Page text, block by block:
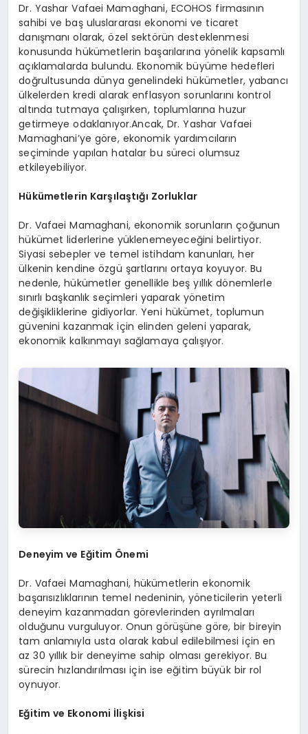
Dr. Yashar Vafaei Mamaghani, ECOHOS firmasının
sahibi ve baş uluslararası ekonomi ve ticaret
danışmanı olarak, özel sektörün desteklenmesi
konusunda hükümetlerin başarılarına yönelik kapsamlı
açıklamalarda bulundu. Ekonomik büyüme hedefleri
doğrultusunda dünya genelindeki hükümetler, yabancı
ülkelerden kredi alarak enflasyon sorunlarını kontrol
altında tutmaya çalışırken, toplumlarına huzur
getirmeye odaklanıyor.Ancak, Dr. Yashar Vafaei
Mamaghani’ye göre, ekonomik yardımcıların
seçiminde yapılan hatalar bu süreci olumsuz
etkileyebiliyor.
Hükümetlerin Karşılaştığı Zorluklar
Dr. Vafaei Mamaghani, ekonomik sorunların çoğunun
hükümet liderlerine yüklenemeyeceğini belirtiyor.
Siyasi sebepler ve temel istihdam kanunları, her
ülkenin kendine özgü şartlarını ortaya koyuyor. Bu
nedenle, hükümetler genellikle beş yıllık dönemlerle
sınırlı başkanlık seçimleri yaparak yönetim
değişikliklerine gidiyorlar. Yeni hükümet, toplumun
güvenini kazanmak için elinden geleni yaparak,
ekonomik kalkınmayı sağlamaya çalışıyor.
Deneyim ve Eğitim Önemi
Dr. Vafaei Mamaghani, hükümetlerin ekonomik
başarısızlıklarının temel nedeninin, yöneticilerin yeterli
deneyim kazanmadan görevlerinden ayrılmaları
olduğunu vurguluyor. Onun görüşüne göre, bir bireyin
tam anlamıyla usta olarak kabul edilebilmesi için en
az 30 yıllık bir deneyime sahip olması gerekiyor. Bu
sürecin hızlandırılması için ise eğitim büyük bir rol
oynuyor.
Eğitim ve Ekonomi İlişkisi